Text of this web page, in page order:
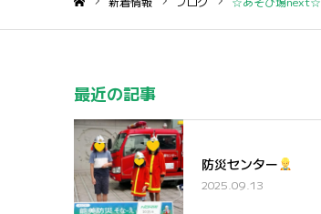
最近の記事
防災センター
2025.09.13